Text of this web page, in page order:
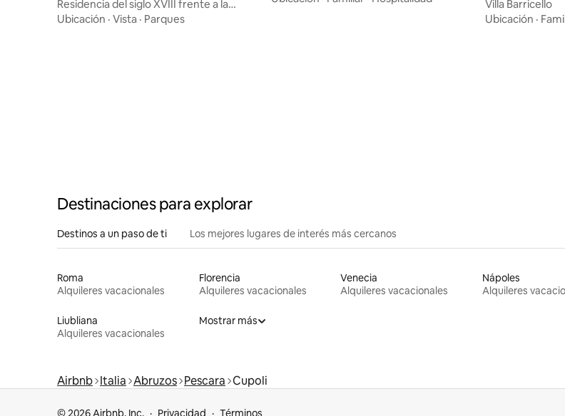
Residencia del siglo XVIII frente a la
abadía
Ubicación · Vista · Parques
Villa Barricello
Ubicación ·
Destinaciones para explorar
Destinos a un paso de ti Los mejores lugares de interés más cercanos
Roma
Alquileres vacacionales
Florencia
Alquileres vacacionales
Venecia
Alquileres vacacionales
Nápoles
Alquileres
Liubliana
Alquileres vacacionales
Mostrar más
Airbnb Italia Abruzos Pescara Cupoli
© 2026 Airbnb, Inc. Privacidad Términos